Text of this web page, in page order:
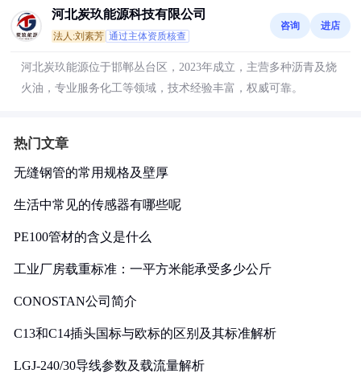
河北炭玖能源科技有限公司
法人:刘素芳 通过主体资质核查
咨询 进店
河北炭玖能源位于邯郸丛台区，2023年成立，主营多种沥青及烧
火油，专业服务化工等领域，技术经验丰富，权威可靠。
热门文章
无缝钢管的常用规格及壁厚
生活中常见的传感器有哪些呢
PE100管材的含义是什么
工业厂房载重标准：一平方米能承受多少公斤
CONOSTAN公司简介
C13和C14插头国标与欧标的区别及其标准解析
LGJ-240/30导线参数及载流量解析